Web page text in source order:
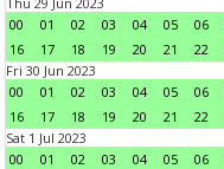
00
01 02 03 04 05 06
16
17 18 19 20 21 22
Fri 30 Jun 2023
00
01 02 03 04 05 06
16
17 18 19 20 21 22
Sat 1 Jul 2023
00
01 02 03 04 05 06